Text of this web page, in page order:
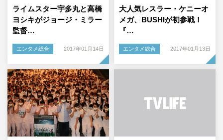
ライムスター宇多丸と高橋
ヨシキがジョージ・ミラー
監督…
エンタメ総合 2017年01月14日
大人気レスラー・ケニーオ
メガ、BUSHIが初参戦！
『…
エンタメ総合 2017年01月13日